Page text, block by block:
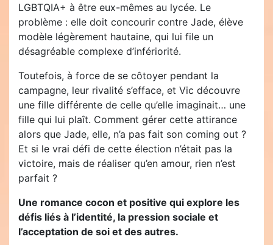
LGBTQIA+ à être eux-mêmes au lycée. Le
problème : elle doit concourir contre Jade, élève
modèle légèrement hautaine, qui lui file un
désagréable complexe d’infériorité.
Toutefois, à force de se côtoyer pendant la
campagne, leur rivalité s’efface, et Vic découvre
une fille différente de celle qu’elle imaginait… une
fille qui lui plaît. Comment gérer cette attirance
alors que Jade, elle, n’a pas fait son coming out ?
Et si le vrai défi de cette élection n’était pas la
victoire, mais de réaliser qu’en amour, rien n’est
parfait ?
Une romance cocon et positive qui explore les
défis liés à l’identité, la pression sociale et
l’acceptation de soi et des autres.